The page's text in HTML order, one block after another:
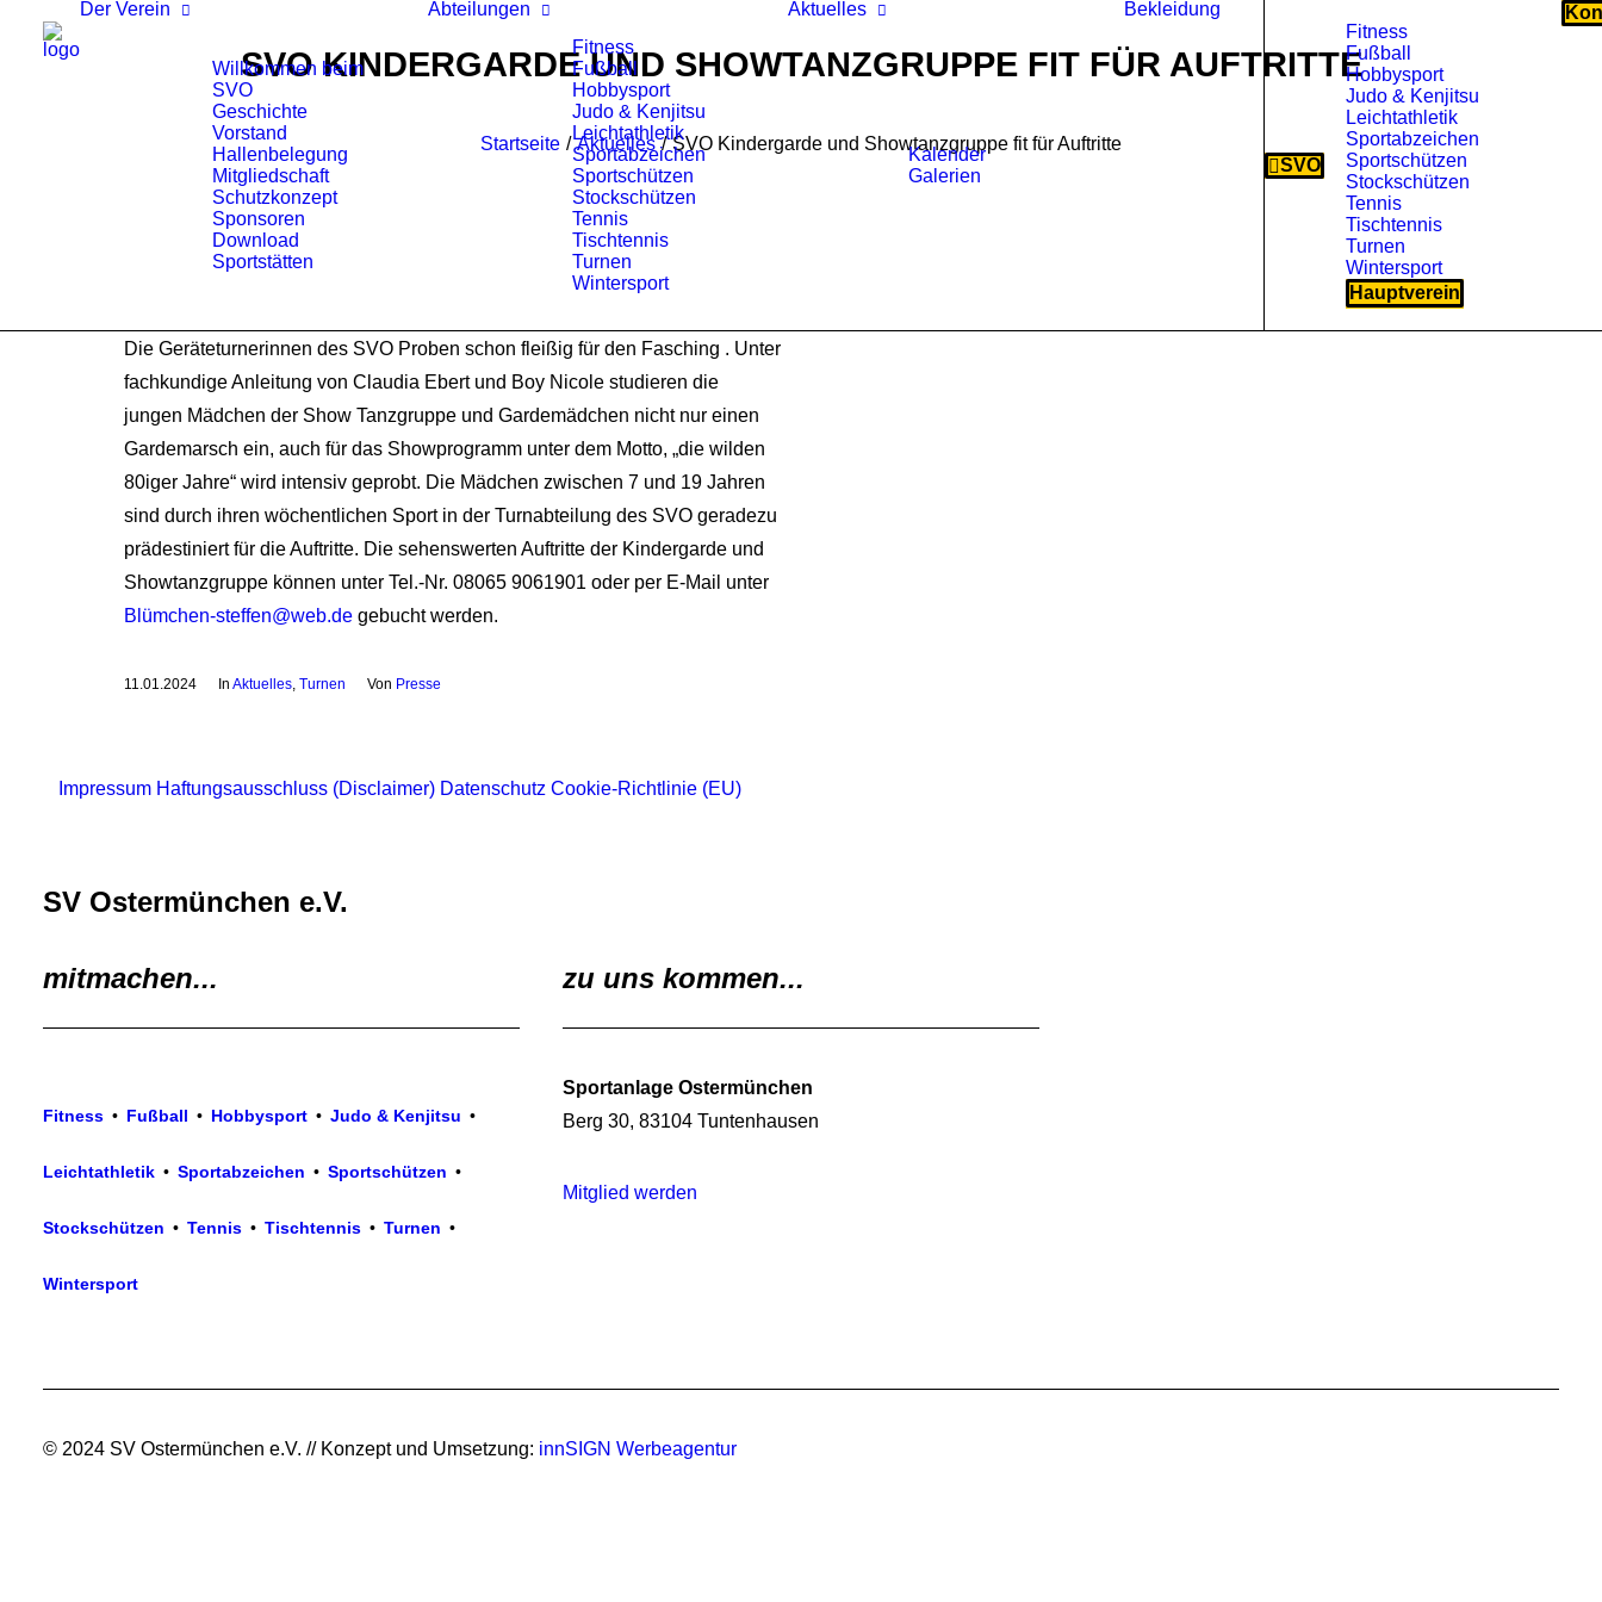
Der Verein
Willkommen beim
SVO
Geschichte
Vorstand
Hallenbelegung
Mitgliedschaft
Schutzkonzept
Sponsoren
Download
Sportstätten
Abteilungen
Fitness
Fußball
Hobbysport
Judo & Kenjitsu
Leichtathletik
Sportabzeichen
Sportschützen
Stockschützen
Tennis
Tischtennis
Turnen
Wintersport
Aktuelles
Kalender
Galerien
Bekleidung
SVO
Fitness
Fußball
Hobbysport
Judo & Kenjitsu
Leichtathletik
Sportabzeichen
Sportschützen
Stockschützen
Tennis
Tischtennis
Turnen
Wintersport
Hauptverein
SVO KINDERGARDE UND SHOWTANZGRUPPE FIT FÜR AUFTRITTE
Startseite Aktuelles SVO Kindergarde und Showtanzgruppe fit für Auftritte
Die Geräteturnerinnen des SVO Proben schon fleißig für den Fasching . Unter
fachkundige Anleitung von Claudia Ebert und Boy Nicole studieren die
jungen Mädchen der Show Tanzgruppe und Gardemädchen nicht nur einen
Gardemarsch ein, auch für das Showprogramm unter dem Motto, „die wilden
80iger Jahre“ wird intensiv geprobt. Die Mädchen zwischen 7 und 19 Jahren
sind durch ihren wöchentlichen Sport in der Turnabteilung des SVO geradezu
prädestiniert für die Auftritte. Die sehenswerten Auftritte der Kindergarde und
Showtanzgruppe können unter Tel.-Nr. 08065 9061901 oder per E-Mail unter
Blümchen-steffen@web.degebucht werden.
11.01.2024 In Aktuelles, Turnen Von Presse
Impressum Haftungsausschluss (Disclaimer) Datenschutz Cookie-Richtlinie (EU)
SV Ostermünchen e.V.
mitmachen...
Fitness • •Fußball • •Hobbysport • •
Judo & Kenjitsu •
•Leichtathletik • •
Sportabzeichen • •
Sportschützen •
•
Stockschützen • •
Tennis • •
Tischtennis • •
Turnen •
•
Wintersport
zu uns kommen...
Sportanlage Ostermünchen
Berg 30, 83104 Tuntenhausen
Mitglied werden
© 2024 SV Ostermünchen e.V. // Konzept und Umsetzung: innSIGN Werbeagentur